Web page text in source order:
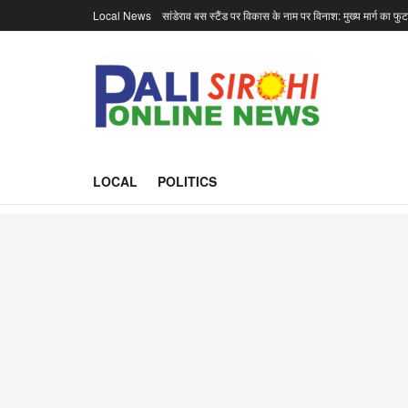
Local News सांडेराव बस स्टैंड पर विकास के नाम पर विनाश: मुख्य मार्ग का
LOCAL POLITICS